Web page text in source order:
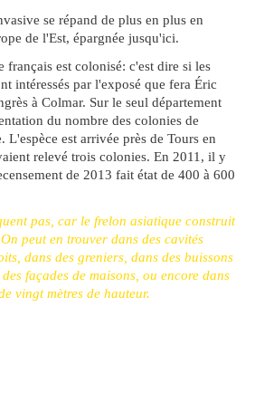
se répand de plus en plus en
de l'Est, épargnée jusqu'ici.
français est colonisé: c'est dire si les
intéressés par l'exposé que fera Éric
à Colmar. Sur le seul département
du nombre des colonies de
L'espèce est arrivée près de Tours en
relevé trois colonies. En 2011, il y
de 2013 fait état de 400 à 600
pas, car le frelon asiatique construit
peut en trouver dans des cavités
dans des greniers, dans des buissons
façades de maisons, ou encore dans
vingt mètres de hauteur.